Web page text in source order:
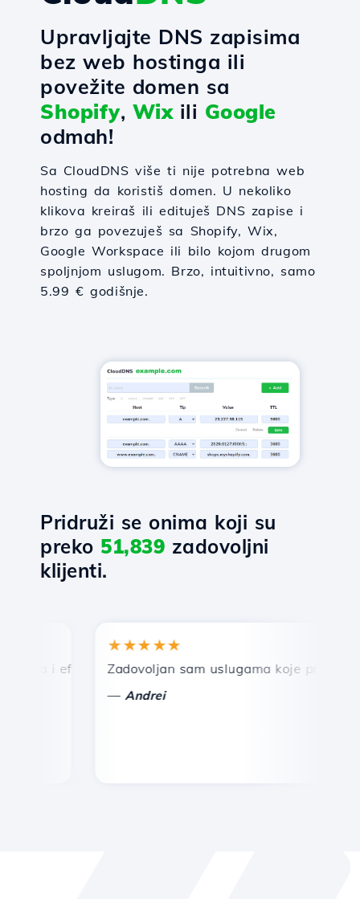
Upravljajte DNS zapisima
bez web hostinga ili
povežite domen sa
Shopify, Wixili Google
odmah!
Sa CloudDNS više ti nije potrebna web
hosting da koristiš domen. U nekoliko
klikova kreiraš ili edituješ DNS zapise i
brzo ga povezuješ sa Shopify, Wix,
Google Workspace ili bilo kojom drugom
spoljnjom uslugom. Brzo, intuitivno, samo
5.99 € godišnje.
Pridruži se onima koji su
preko 51,839 zadovoljni
klijenti.
i efikasna tehnička podrška.
★★★★★
Zadovoljan sam uslugama koje pruža
Andrei